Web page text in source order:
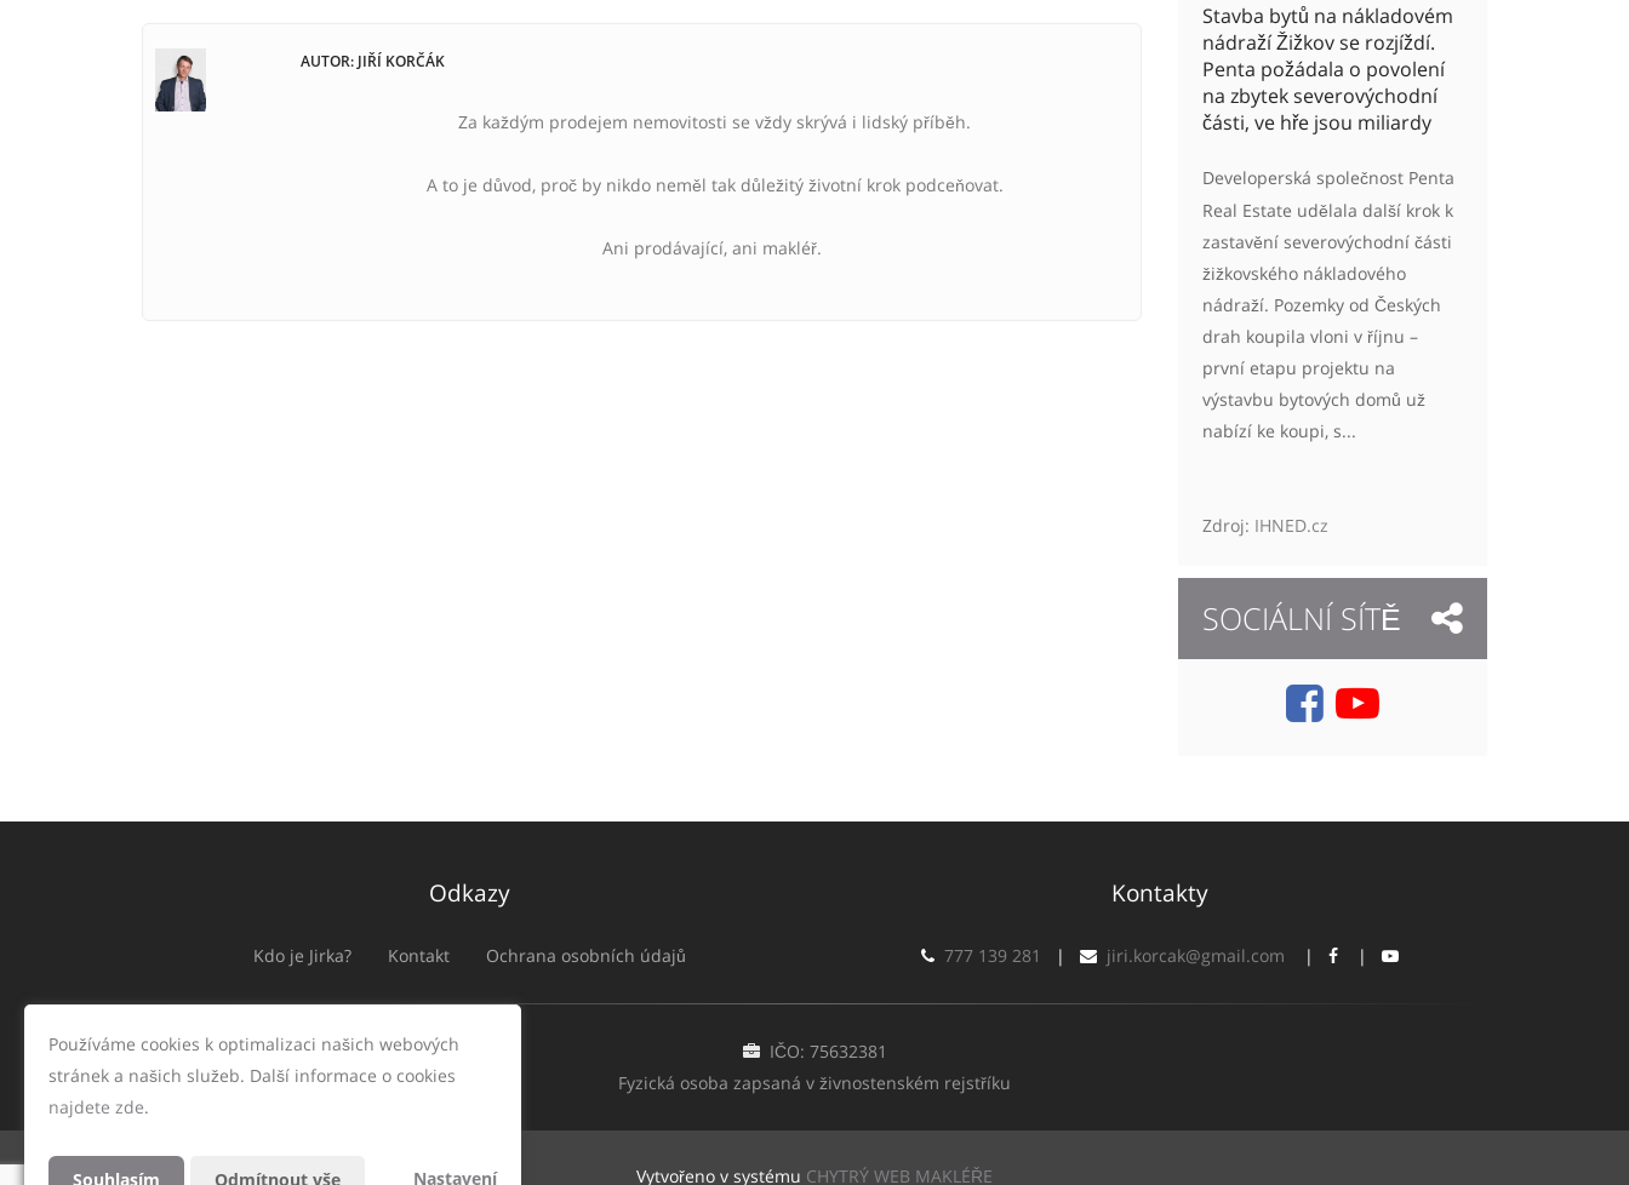
AUTOR: JIŘÍ KORČÁK
Za každým prodejem nemovitosti se vždy skrývá i lidský příběh.
A to je důvod, proč by nikdo neměl tak důležitý životní krok podceňovat.
Ani prodávající, ani makléř.
Stavba bytů na nákladovém
nádraží Žižkov se rozjíždí.
Penta požádala o povolení
na zbytek severovýchodní
části, ve hře jsou miliardy
Developerská společnost Penta
Real Estate udělala další krok k
zastavění severovýchodní části
žižkovského nákladového
nádraží. Pozemky od Českých
drah koupila vloni v říjnu –
první etapu projektu na
výstavbu bytových domů už
nabízí ke koupi, s...
Zdroj: IHNED.cz
SOCIÁLNÍ SÍTĚ
Odkazy
Kdo je Jirka? Kontakt Ochrana osobních údajů
Kontakty
777 139 281 | jiri.korcak@gmail.com | |
IČO: 75632381
Fyzická osoba zapsaná v živnostenském rejstříku
Vytvořeno v systému CHYTRÝ WEB MAKLÉŘE
Používáme cookies k optimalizaci našich webových
stránek a našich služeb. Další informace o cookies
najdete zde.
Souhlasím Odmítnout vše Nastavení